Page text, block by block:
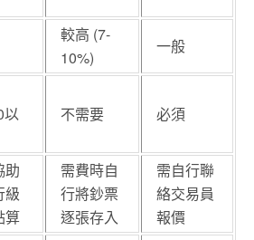
較高 (7-
10%)
一般
以
不需要 必須
助
級
算
需費時自
行將鈔票
逐張存入
需自行聯
絡交易員
報價